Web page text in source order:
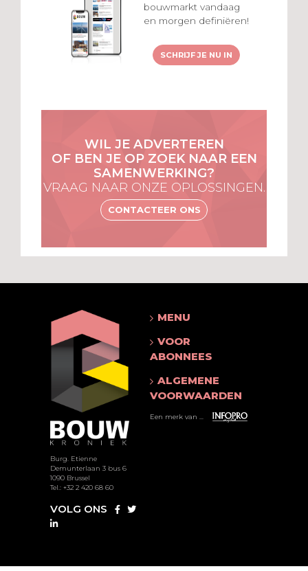
bouwmarkt vandaag
en morgen definiëren!
SCHRIJF JE NU IN
WIL JE ADVERTEREN
OF BEN JE OP ZOEK NAAR EEN
SAMENWERKING?
VRAAG NAAR ONZE OPLOSSINGEN.
CONTACTEER ONS
Burg. Etienne
Demunterlaan 3 bus 6
1090 Brussel
Tel.: +32 2 420 68 60
VOLG ONS
MENU
VOOR
ABONNEES
ALGEMENE
VOORWAARDEN
Een merk van ...